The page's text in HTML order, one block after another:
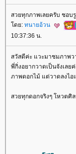
สวยทุกภาพเลยครับ ชอบ
ดย: ทนายอ้วน
10:37:36 น.
สวัสดีค่ะ แวะมาชมภาพว
พี่กิ่งอยากวาดเป็นจังเล
ภาพดอกไม้ แต่วาดลงไอ
สวยทุกดอกจริงๆ โหวตศิ